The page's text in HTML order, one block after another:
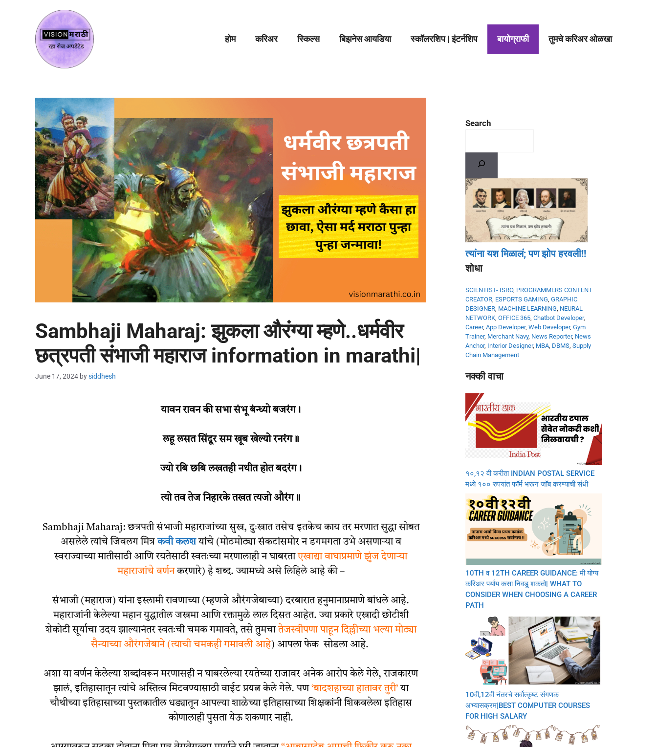
होम करिअर स्किल्स बिझनेस आयडिया स्कॉलरशिप | इंटर्नशिप बायोग्राफी तुमचे करिअर ओळखा
Sambhaji Maharaj: झुकला औरंग्या म्हणे..धर्मवीर
छत्रपती संभाजी महाराज information in marathi|
June 17, 2024 bysiddhesh
यावन रावन की सभा संभू बंन्ध्यो बजरंग।
लहू लसत सिंदूर सम खूब खेल्यो रनरंग॥
ज्यो रबि छबि लखतही नथीत होत बदरंग।
त्यो तव तेज निहारके तखत त्यजो औरंग॥
Sambhaji Maharaj: छत्रपती संभाजी महाराजांच्या सुख, दुःखात तसेच इतकेच काय तर मरणात सुद्धा सोबत
असलेले त्यांचे जिवलग मित्रकवी कलशयांचे (मोठमोठ्या संकटांसमोर न डगमगता उभे असणाऱ्या व
स्वराज्याच्या मातीसाठी आणि रयतेसाठी स्वतःच्या मरणालाही न घाबरताएखाद्या वाघाप्रमाणे झुंज देणाऱ्या
महाराजांचे वर्णनकरणारे) हे शब्द. ज्यामध्ये असे लिहिले आहे की –
संभाजी (महाराज) यांना इस्लामी रावणाच्या (म्हणजे औरंगजेबाच्या) दरबारात हनुमानाप्रमाणे बांधले आहे.
महाराजांनी केलेल्या महान युद्धातील जखमा आणि रक्तामुळे लाल दिसत आहेत. ज्या प्रकारे एखादी छोटीशी
शेकोटी सूर्याचा उदय झाल्यानंतर स्वतःची चमक गमावते, तसे तुमचातेजस्वीपणा पाहून दिल्लीच्या भल्या मोठ्या
सैन्याच्या औरंगजेबाने (त्याची चमकही गमावली आहे) आपला फेक सोडला आहे.
अशा या वर्णन केलेल्या शब्दांवरून मरणासही न घाबरलेल्या रयतेच्या राजावर अनेक आरोप केले गेले, राजकारण
झालं, इतिहासातून त्यांचे अस्तित्व मिटवण्यासाठी वाईट प्रयत्न केले गेले. पण ‘बादशहाच्या हातावर तुरी’या
चौथीच्या इतिहासाच्या पुस्तकातील धड्यातून आपल्या शाळेच्या इतिहासाच्या शिक्षकांनी शिकवलेला इतिहास
कोणालाही पुसता येऊ शकणार नाही.
Search
त्यांना यश मिळालं; पण झोप हरवली!!
शोधा
SCIENTIST- ISRO, PROGRAMMERS CONTENT
CREATOR ESPORTS GAMING GRAPHIC
DESIGNER MACHINE LEARNING NEURAL
NETWORK OFFICE 365 Chatbot Developer,
Career, App Developer, Web Developer, Gym
Trainer, Merchant Navy, News Reporter, News
Anchor, Interior Designer, MBA DBMS Supply
Chain Management
नक्की वाचा
१०,१२ वी करीता INDIAN POSTAL SERVICE
मध्ये १०० रुपयांत फॉर्म भरून जॉब करण्याची संधी
10TH व 12TH CAREER GUIDANCE: मी योग्य
करिअर पर्याय कसा निवडू शकतो| WHAT TO
CONSIDER WHEN CHOOSING A CAREER
PATH
10वी,12वी नंतरचे सर्वोत्कृष्ट संगणक
अभ्यासक्रम|BEST COMPUTER COURSES
FOR HIGH SALARY